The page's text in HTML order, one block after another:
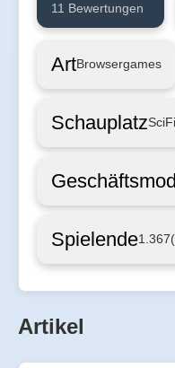
11 Bewertungen
ArtBrowsergames
SchauplatzSciFi
Spielende1.367
Artikel